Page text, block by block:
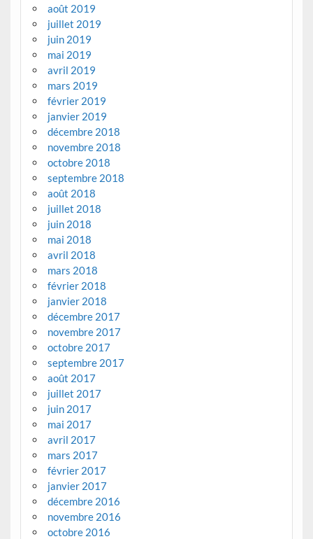
août 2019
juillet 2019
juin 2019
mai 2019
avril 2019
mars 2019
février 2019
janvier 2019
décembre 2018
novembre 2018
octobre 2018
septembre 2018
août 2018
juillet 2018
juin 2018
mai 2018
avril 2018
mars 2018
février 2018
janvier 2018
décembre 2017
novembre 2017
octobre 2017
septembre 2017
août 2017
juillet 2017
juin 2017
mai 2017
avril 2017
mars 2017
février 2017
janvier 2017
décembre 2016
novembre 2016
octobre 2016